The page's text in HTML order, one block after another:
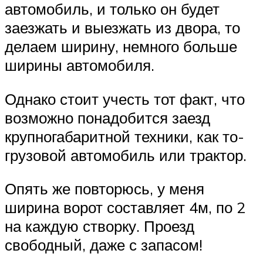
автомобиль, и только он будет
заезжать и выезжать из двора, то
делаем ширину, немного больше
ширины автомобиля.
Однако стоит учесть тот факт, что
возможно понадобится заезд
крупногабаритной техники, как то-
грузовой автомобиль или трактор.
Опять же повторюсь, у меня
ширина ворот составляет 4м, по 2
на каждую створку. Проезд
свободный, даже с запасом!